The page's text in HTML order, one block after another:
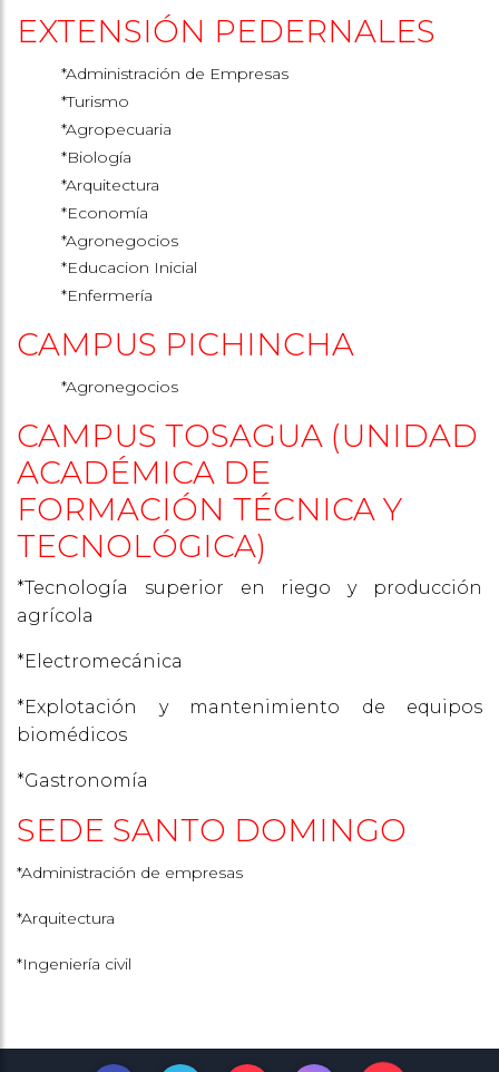
EXTENSIÓN PEDERNALES
*Administración de Empresas
*Turismo
*Agropecuaria
*Biología
*Arquitectura
*Economía
*Agronegocios
*Educacion Inicial
*Enfermería
CAMPUS PICHINCHA
*Agronegocios
CAMPUS TOSAGUA (UNIDAD
ACADÉMICA DE
FORMACIÓN TÉCNICA Y
TECNOLÓGICA)
*Tecnología superior en riego y producción
agrícola
*Electromecánica
*Explotación y mantenimiento de equipos
biomédicos
*Gastronomía
SEDE SANTO DOMINGO
*Administración de empresas
*Arquitectura
*Ingeniería civil